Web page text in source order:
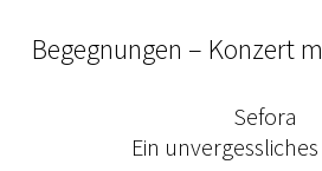
Begegnungen – Konzert
Sefora
Ein